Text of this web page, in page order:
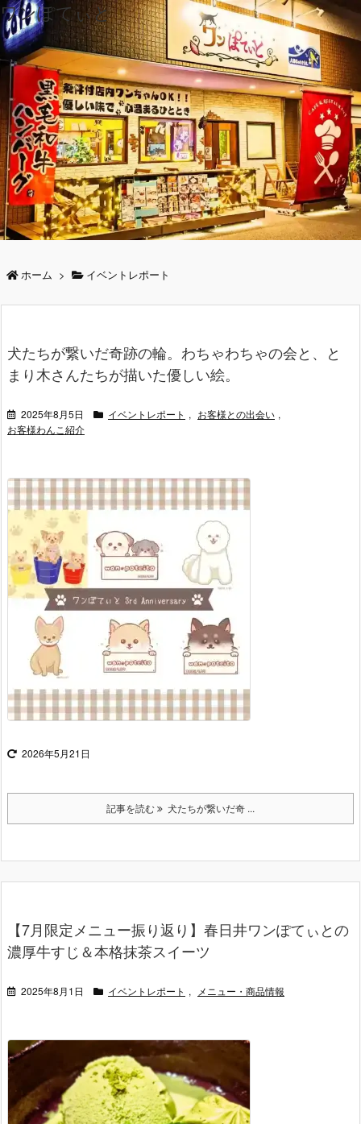
ワンぽてぃと
ホーム > イベントレポート
犬たちが繋いだ奇跡の輪。わちゃわちゃの会と、と
まり木さんたちが描いた優しい絵。
2025年8月5日 イベントレポート , お客様との出会い ,
お客様わんこ紹介
2026年5月21日
記事を読む 犬たちが繋いだ奇 ...
【7月限定メニュー振り返り】春日井ワンぽてぃとの
濃厚牛すじ＆本格抹茶スイーツ
2025年8月1日 イベントレポート , メニュー・商品情報